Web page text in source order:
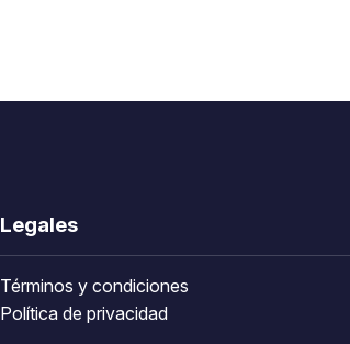
Legales
Términos y condiciones
Política de privacidad